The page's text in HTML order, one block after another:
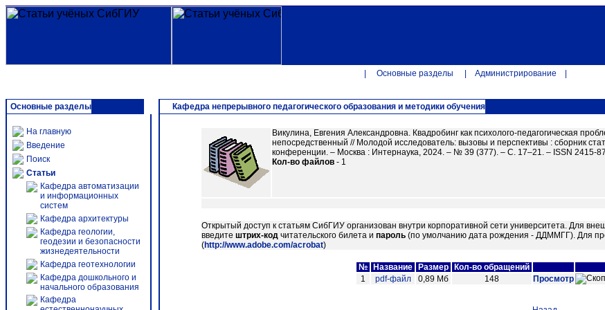
Основные разделы Администрирование
Основные разделы
На главную
Введение
Поиск
Статьи
Кафедра автоматизации
и информационных
систем
Кафедра архитектуры
Кафедра геологии,
геодезии и безопасности
жизнедеятельности
Кафедра геотехнологии
Кафедра дошкольного и
начального образования
Кафедра
Кафедра непрерывного педагогического образования и методики обучения
Викулина, Евгения Александровна. Квадробинг как психолого-педагогическая
непосредственный // Молодой исследователь: вызовы и перспективы : сборник
конференции. – Москва : Интернаука, 2024. – № 39 (377). – С. 17–21. – ISSN 2415-
Кол-во файлов - 1
Открытый доступ к статьям СибГИУ организован внутри корпоративной сети университета. Для
введите штрих-код читательского билета и пароль (по умолчанию дата рождения - ДДММГГ). Для
(http://www.adobe.com/acrobat)
№ Название Размер
Кол-во обращений
1
pdf-файл 0,89 Мб 148 Просмотр